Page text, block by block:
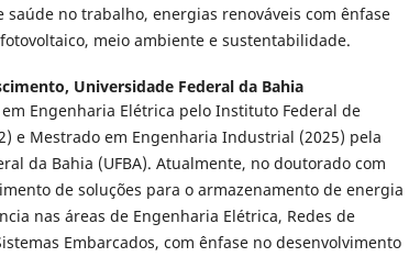
saúde no trabalho, energias renováveis com ênfase
meio ambiente e sustentabilidade.
Universidade Federal da Bahia
Engenharia Elétrica pelo Instituto Federal de
e Mestrado em Engenharia Industrial (2025) pela
da Bahia (UFBA). Atualmente, no doutorado com
de soluções para o armazenamento de energia
nas áreas de Engenharia Elétrica, Redes de
Embarcados, com ênfase no desenvolvimento